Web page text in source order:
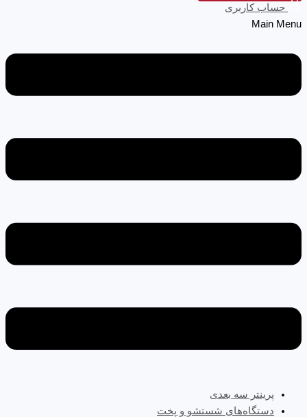
حساب کاربری
Main Menu
پرینتر سه‌ بعدی
دستگاه‌های شستشو و پخت